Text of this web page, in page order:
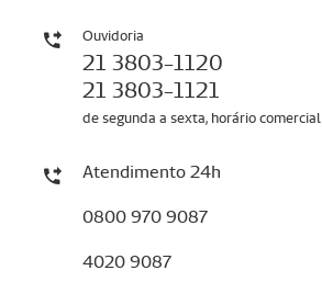
Ouvidoria
21 3803-1120
21 3803-1121
de segunda a sexta, horário comercial
Atendimento 24h
0800 970 9087
4020 9087